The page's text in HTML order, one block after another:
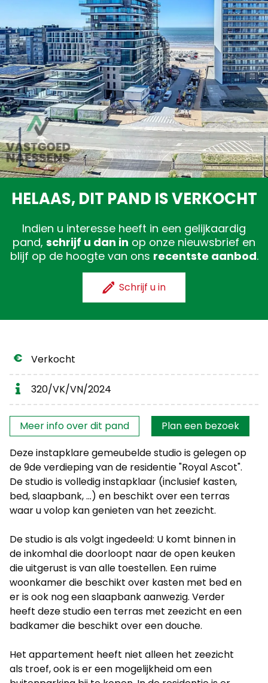
Gratis schatting
HELAAS, DIT PAND IS VERKOCHT
Indien u interesse heeft in een gelijkaardig
pand, schrijf u dan in op onze nieuwsbrief en
blijf op de hoogte van ons recentste aanbod.
Schrijf u in
Verkocht
320/VK/VN/2024
Interesse?
Meer info over dit pand
Plan een bezoek
Deze instapklare gemeubelde studio is gelegen op
de 9de verdieping van de residentie "Royal Ascot".
De studio is volledig instapklaar (inclusief kasten,
bed, slaapbank, ...) en beschikt over een terras
waar u volop kan genieten van het zeezicht.
De studio is als volgt ingedeeld: U komt binnen in
de inkomhal die doorloopt naar de open keuken
die uitgerust is van alle toestellen. Een ruime
woonkamer die beschikt over kasten met bed en
er is ook nog een slaapbank aanwezig. Verder
heeft deze studio een terras met zeezicht en een
badkamer die beschikt over een douche.
Het appartement heeft niet alleen het zeezicht
als troef, ook is er een mogelijkheid om een